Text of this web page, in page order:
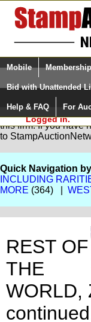
Login (enter
Please Login.
Logged in.
Mobile Membership
Bid with Unattended
Help & FAQ For
You are not logged
this firm. If you have
to
Quick Navigation
INCLUDING
MORE (364) |
REST OF
THE
WORLD,